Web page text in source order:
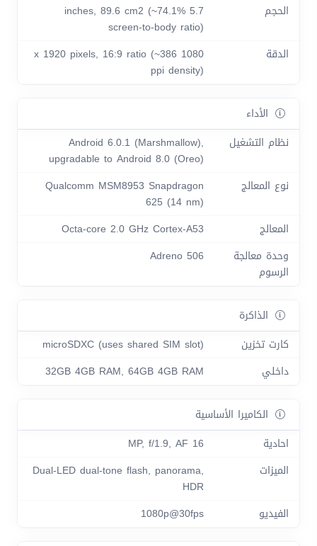
الحجم
5.7 inches, 89.6 cm2 (~74.1%
screen-to-body ratio)
الدقة
1080 x 1920 pixels, 16:9 ratio (~386
ppi density)
الأداء
نظام التشغيل
Android 6.0.1 (Marshmallow),
upgradable to Android 8.0 (Oreo)
نوع المعالج
Qualcomm MSM8953 Snapdragon
625 (14 nm)
المعالج
Octa-core 2.0 GHz Cortex-A53
وحدة معالجة
الرسوم
Adreno 506
الذاكرة
كارت تخزين
microSDXC (uses shared SIM slot)
داخلي
32GB 4GB RAM, 64GB 4GB RAM
الكاميرا الأساسية
احادية
16 MP, f/1.9, AF
الميزات
Dual-LED dual-tone flash, panorama,
HDR
الفيديو
1080p@30fps